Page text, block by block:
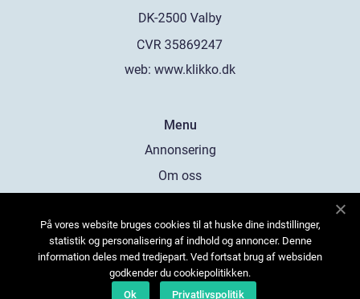
web: www.klikko.dk
Menu
Annonsering
Om oss
Kontakta oss
Sitemap
På vores website bruges cookies til at huske dine indstillinger,
statistik og personalisering af indhold og annoncer. Denne
information deles med tredjepart. Ved fortsat brug af websiden
godkender du cookiepolitikken.
Ok
Privatlivspolitik